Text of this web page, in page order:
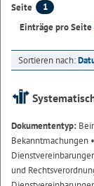
Seite
1
Einträge pro Seite
Sortieren nach:
Dokumententyp:
Bekanntmachungen
und